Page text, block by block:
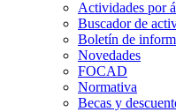
Actividades por
Buscador de
Boletín de
Novedades
FOCAD
Normativa
Becas y